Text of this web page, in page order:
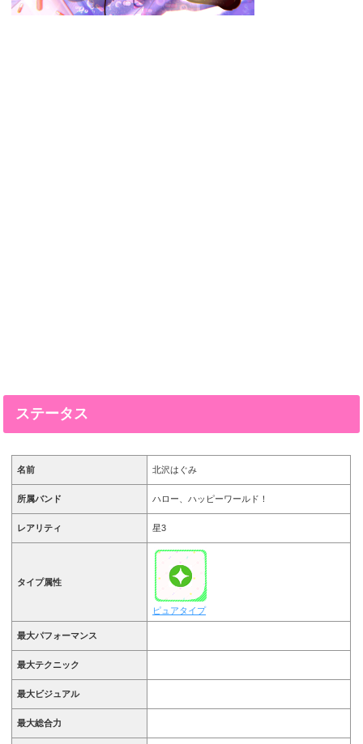
ステータス
名前 北沢はぐみ
所属バンド ハロー、ハッピーワールド！
レアリティ 星3
タイプ属性
ピュアタイプ
最大パフォーマンス
最大テクニック
最大ビジュアル
最大総合力